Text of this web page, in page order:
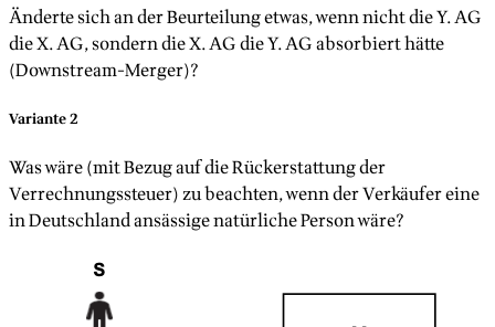
Änderte sich an der Beurteilung etwas, wenn nicht die Y. AG
die X. AG, sondern die X. AG die Y. AG absorbiert hätte
(Downstream-Merger)?
Variante 2
Was wäre (mit Bezug auf die Rückerstattung der
Verrechnungssteuer) zu beachten, wenn der Verkäufer eine
in Deutschland ansässige natürliche Person wäre?